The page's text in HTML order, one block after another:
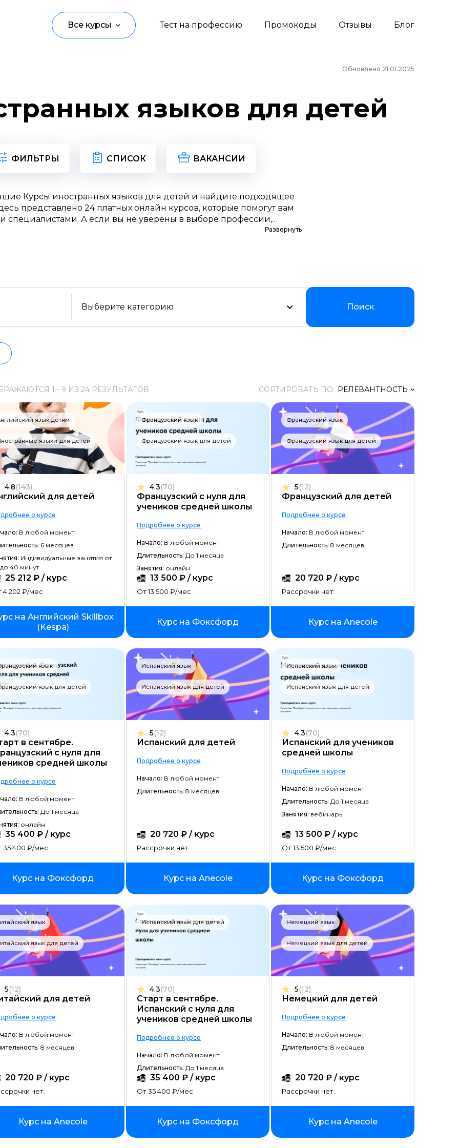
Тест на профессию Промокоды Отзывы Блог
Все курсы
Дизайн
Аналитика
Иностранные языки
Детям
Спорт
Саморазвитие
Другое
Обновлено 21.01.2025
языков для детей
ФИЛЬТРЫ СПИСОК ВАКАНСИИ
Курсы иностранных языков для детей и найдите подходящее
представлено 24 платных онлайн курсов, которые помогут вам
специалистами. А если вы не уверены в выборе профессии,
бесплатные варианты. Большой выбор обучающих программ по
Развернуть
Выберите категорию
Web-разработка
Python-разработка
Мобильная разработка
JavaScript-разработка
Frontend-разработка
Разработка игр
Системное администрирование
Java-разработка
Android-разработка
PHP-разработка
Верстка на HTML/CSS
QA-тестирование
IOS-разработка
Разработка игр на Unity
Информационная безопасность
Разработка на C#
Разработка на C++
Разработка на Kotlin
Разработка игр на Unreal Engine
Разработка на Swift
Фреймворк Laravel
VR/AR разработка
1C-разработка
Фреймворк Spring
Фреймворк Django
Фреймворк Node.JS
Работа с GIT
Фреймворк Flutter
ООП
Программирование с нуля
Программирование с трудоустройством
Работа с Ansible
No-code разработка
Поиск
1 - 9 ИЗ 24 РЕЗУЛЬТАТОВ СОРТИРОВАТЬ ПО: РЕЛЕВАНТНОСТЬ
Релевантность
Заголовок
Цена ↑
Цена ↓
Рассрочка ↑
Начало ↑
Начало ↓
Длительность ↓
язык детям
языки для детей
для детей
4.8(143)
о курсе
В любой момент
6 месяцев
Индивидуальные занятия от
40 минут
25 212 ₽ / курс
4 202 ₽/мес
на Английский Skillbox
(Kespa)
Французский язык
Французский язык для детей
Французский с нуля для
учеников средней школы
4.3(70)
Подробнее о курсе
Начало: В любой момент
Длительность: До 1 месяца
Занятия: онлайн
13 500 ₽ / курс
От 13 500 ₽/мес
Курс на Фоксфорд
Французский язык
Французский язык для детей
Французский для детей
5(12)
Подробнее о курсе
Начало: В любой момент
Длительность: 8 месяцев
20 720 ₽ / курс
Рассрочки нет.
Курс на Anecole
язык
язык для детей
в сентябре.
с нуля для
средней школы
4.3(70)
о курсе
В любой момент
До 1 месяца
онлайн
35 400 ₽ / курс
35 400 ₽/мес
Курс на Фоксфорд
Испанский язык
Испанский язык для детей
Испанский для детей
5(12)
Подробнее о курсе
Начало: В любой момент
Длительность: 8 месяцев
20 720 ₽ / курс
Рассрочки нет.
Курс на Anecole
Испанский язык
Испанский язык для детей
Испанский для учеников
средней школы
4.3(70)
Подробнее о курсе
Начало: В любой момент
Длительность: До 1 месяца
Занятия: вебинары
13 500 ₽ / курс
От 13 500 ₽/мес
Курс на Фоксфорд
язык
язык для детей
для детей
5(12)
о курсе
В любой момент
8 месяцев
20 720 ₽ / курс
нет.
Курс на Anecole
Испанский язык для детей
Старт в сентябре.
Испанский с нуля для
учеников средней школы
4.3(70)
Подробнее о курсе
Начало: В любой момент
Длительность: До 1 месяца
35 400 ₽ / курс
От 35 400 ₽/мес
Курс на Фоксфорд
Немецкий язык
Немецкий язык для детей
Немецкий для детей
5(12)
Подробнее о курсе
Начало: В любой момент
Длительность: 8 месяцев
20 720 ₽ / курс
Рассрочки нет.
Курс на Anecole